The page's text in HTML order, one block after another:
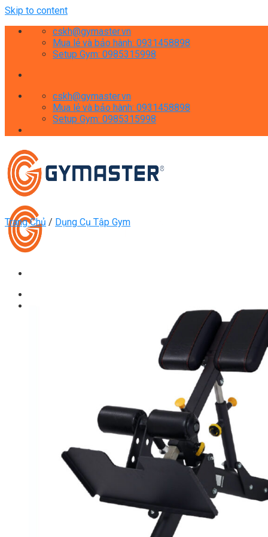
Skip to content
cskh@gymaster.vn
Mua lẻ và bảo hành: 0931458898
Setup Gym: 0985315998
cskh@gymaster.vn
Mua lẻ và bảo hành: 0931458898
Setup Gym: 0985315998
Máy Tập Thể Dục ( Cardio )
Máy Chèo Thuyền
Máy Leo Cầu Thang
Máy Rung Bụng
Máy tập phục hồi chức năng
Thiết Bị Phòng Gym chuyên dụng
Máy Khối Tập Với Cáp
Máy khối đa năng
Robot
Ghế Tập Đa Năng
Khung Tập Tạ Rời
Dàn Tập Thể Lực 360
Máy tập Home Gym
Trang Chủ / Dụng Cụ Tập Gym